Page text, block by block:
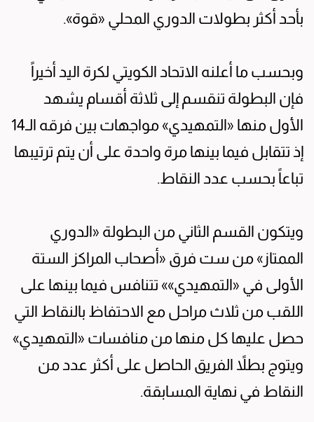
بأحد أكثر بطولات الدوري المحلي «قوة».
وبحسب ما أعلنه الاتحاد الكويتي لكرة اليد أخيراً
فإن البطولة تنقسم إلى ثلاثة أقسام يشهد
الأول منها «التمهيدي» مواجهات بين فرقه الـ14
إذ تتقابل فيما بينها مرة واحدة على أن يتم ترتيبها
تباعاً بحسب عدد النقاط.
ويتكون القسم الثاني من البطولة «الدوري
الممتاز» من ست فرق «أصحاب المراكز الستة
الأولى في «التمهيدي»» تتنافس فيما بينها على
اللقب من ثلاث مراحل مع الاحتفاظ بالنقاط التي
حصل عليها كل منها من منافسات «التمهيدي»
ويتوج بطلاً الفريق الحاصل على أكثر عدد من
النقاط في نهاية المسابقة.